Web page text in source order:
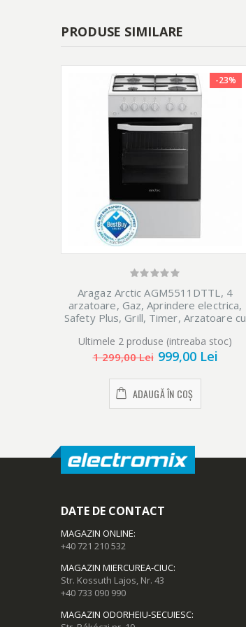
PRODUSE SIMILARE
-23%
Aragaz Arctic AGM5511DTTL, 4
arzatoare, Gaz, Aprindere electrica,
Safety Plus, Grill, Timer, Arzatoare cu
Ultimele 2 produse (intreaba stoc)
1 299,00 Lei 999,00 Lei
ADAUGĂ ÎN COȘ
DATE DE CONTACT
MAGAZIN ONLINE:
+40 721 210 532
MAGAZIN MIERCUREA-CIUC:
Str. Kossuth Lajos, Nr. 43
+40 733 090 990
MAGAZIN ODORHEIU-SECUIESC: